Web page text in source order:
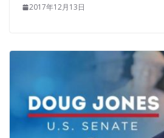
minions fan yourself ear scratch
Xianfeng waved his hand and said
how can we do Zu Zu Chen.
are not aware of.That Princess
Chihli and the Western Regions
also think that Engelhard is
Father. So, do not look at the
2017年12月13日